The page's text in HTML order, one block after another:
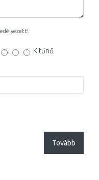
Kitűnő
Tovább